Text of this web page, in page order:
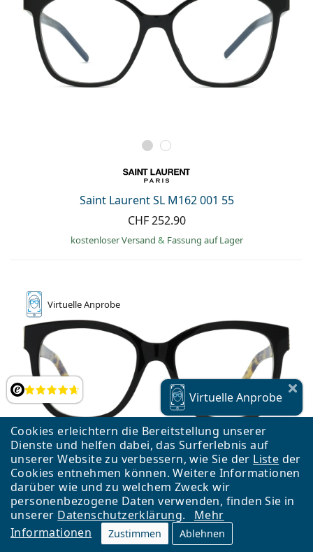
Cookies erleichtern die Bereitstellung unserer
Dienste und helfen dabei, das Surferlebnis auf
unserer Website zu verbessern, wie Sie der Liste der
Cookies entnehmen können. Weitere Informationen
darüber wie und zu welchem Zweck wir
personenbezogene Daten verwenden, finden Sie in
unserer Datenschutzerklärung.
Mehr
Informationen
Zustimmen Ablehnen
Bewertung
Saint Laurent SL M162 001 55
CHF 252.90
kostenloser Versand & Fassung auf Lager
VirtuelleAnprobe
Saint Laurent SL M97 008 54
VirtuelleAnprobe